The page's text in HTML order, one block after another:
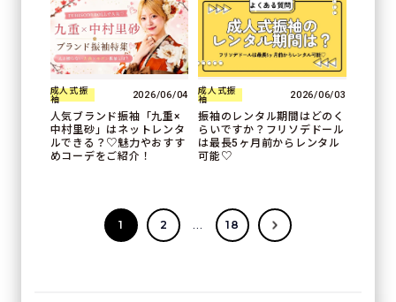
成人式振
袖
2026/06/04
人気ブランド振袖「九重×
中村里砂」はネットレンタ
ルできる？♡魅力やおすす
めコーデをご紹介！
成人式振
袖
2026/06/03
振袖のレンタル期間はどのく
らいですか？フリソデドール
は最長5ヶ月前からレンタル
可能♡
1 2 ... 18